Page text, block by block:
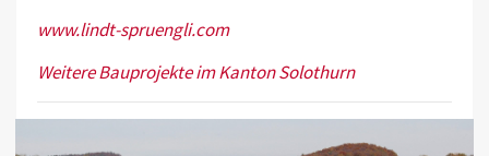
www.lindt-spruengli.com
Weitere Bauprojekte im Kanton Solothurn